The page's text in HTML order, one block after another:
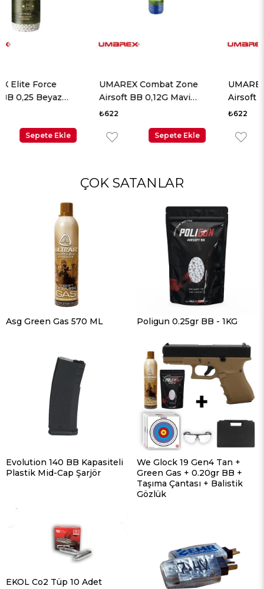
UMAREX Combat Zone
Airsoft BB 0,12G Mavi
Sepete Ekle
UMAREX Combat Zone
Airsoft BB 0,12G Sarı 5000
Sepete Ekle
ÇOK SATANLAR
Asg Green Gas 570 ML Poligun 0.25gr BB - 1KG
Evolution 140 BB Kapasiteli
Plastik Mid-Cap Şarjör
We Glock 19 Gen4 Tan +
Green Gas + 0.20gr BB +
Taşıma Çantası + Balistik
Gözlük
EKOL Co2 Tüp 10 Adet